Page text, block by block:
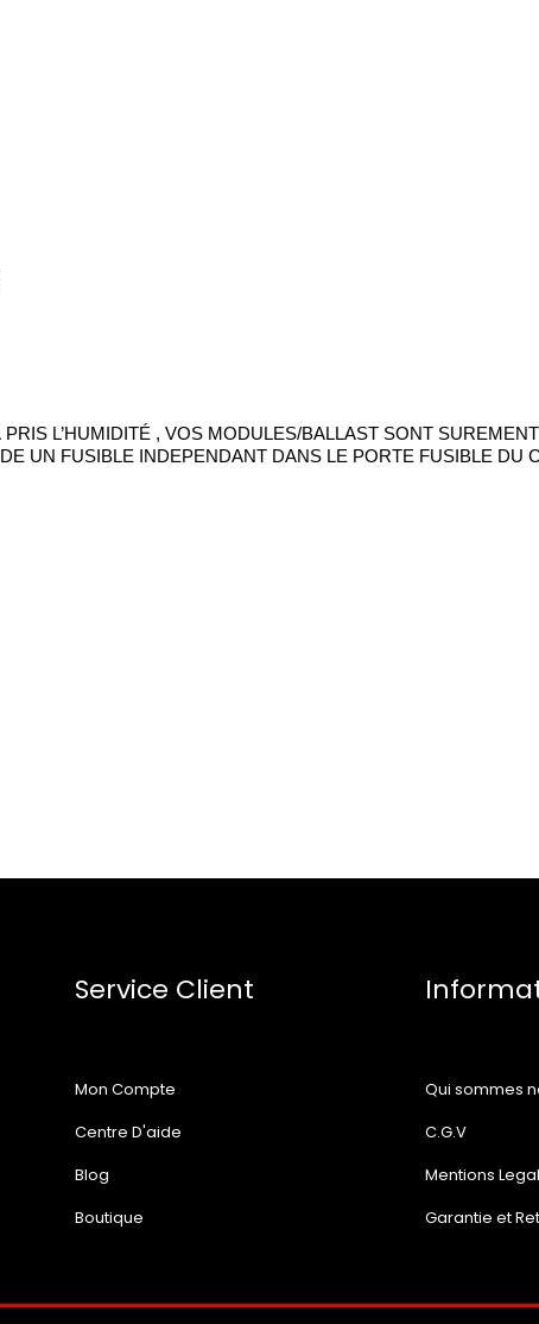
L’HUMIDITÉ , VOS MODULES/BALLAST SONT
UN FUSIBLE INDEPENDANT DANS LE PORTE FUSIBLE DU
Service Client
Mon Compte
Centre D'aide
Blog
Boutique
Qui sommes
C.G.V
Mentions
Garantie et